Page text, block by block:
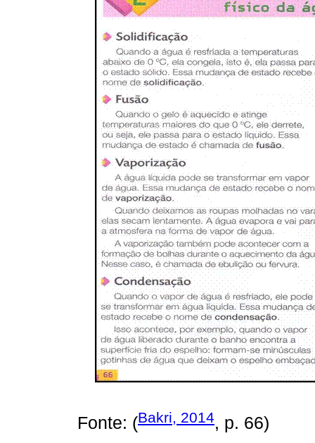
Fonte: (Bakri, 2014, p. 66)